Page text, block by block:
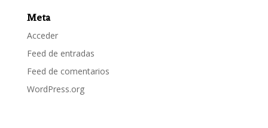
Meta
Acceder
Feed de entradas
Feed de comentarios
WordPress.org